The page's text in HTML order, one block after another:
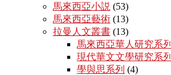
馬來西亞小説 (53)
馬來西亞藝術 (13)
拉曼人文叢書 (13)
馬來西亞華人研究系列
現代華文文學研究系列
學與思系列 (4)